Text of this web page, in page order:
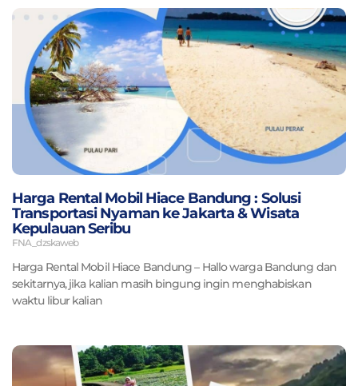
Harga Rental Mobil Hiace Bandung : Solusi
Transportasi Nyaman ke Jakarta & Wisata
Kepulauan Seribu
FNA_dzskaweb
Harga Rental Mobil Hiace Bandung – Hallo warga Bandung dan
sekitarnya, jika kalian masih bingung ingin menghabiskan
waktu libur kalian